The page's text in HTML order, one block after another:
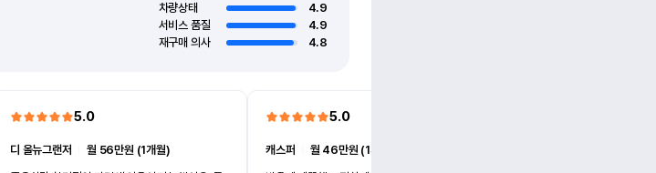
차량상태
4.9
서비스 품질
4.9
재구매 의사
4.8
5.0
디 올뉴그랜저 ㅣ월 56만원 (1개월)
5.0
캐스퍼
월 46만원 (1개월)